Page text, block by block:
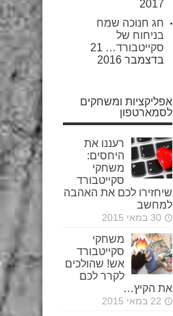
2017
חג חנוכה שמח
בניחוח של
סקייטבורד… 21
בדצמבר 2016
אפליקציות ומשחקים
לסמארטפון
רעננו את
היחסים:
משחקי
סקייטבורד
שיחזירו לכם את האהבה
למחשב
30 במאי 2015
משחקי
סקייטבורד
אש! שהולכים
לקרר לכם
את הקיץ…
22 במאי 2015